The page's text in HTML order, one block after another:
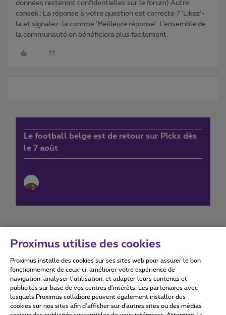
données resteront confidentielles sur le forum) Autre
conseil : La réponse à votre question est correcte ? ‘Likez’-
la et signalez-la comme ‘Meilleure réponse’. L’ensemble de
la communauté en bénéficiera plus facilement.
Le football belge est de retour sur Pickx dès
le 7 août
Conditions d'utilisation Accessibility statement
Proximus utilise des cookies
Proximus installe des cookies sur ses sites web pour assurer le bon
fonctionnement de ceux-ci, améliorer votre expérience de
navigation, analyser l’utilisation, et adapter leurs contenus et
publicités sur base de vos centres d’intérêts. Les partenaires avec
lesquels Proximus collabore peuvent également installer des
cookies sur nos sites afin d’afficher sur d'autres sites ou des médias